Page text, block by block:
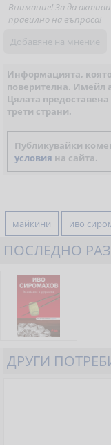
Внимание! За да
правилно на въпроса!
Информацията,
поверителна. Имейл
Цялата
трети страни.
Публикувайки
условия на сайта.
майкини иво
ПОСЛЕДНО
ДРУГИ